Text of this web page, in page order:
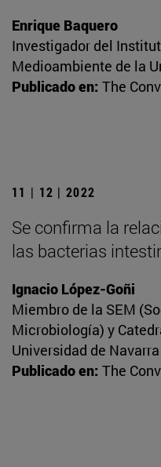
Enrique Baquero
Investigador del
Medioambiente de la
Publicado en: The
11 | 12 | 2022
Se confirma la
las bacterias
Ignacio López-Goñi
Miembro de la SEM
Microbiología) y
Universidad de Navarra
Publicado en: The